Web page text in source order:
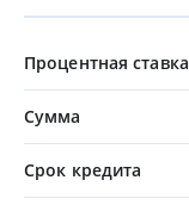
Процентная ставка
Сумма
Срок кредита